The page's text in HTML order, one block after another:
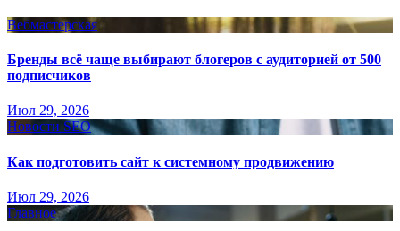
Вебмастерская
Бренды всё чаще выбирают блогеров с аудиторией от 500
подписчиков
Июл 29, 2026
Новости SEO
Как подготовить сайт к системному продвижению
Июл 29, 2026
Главное